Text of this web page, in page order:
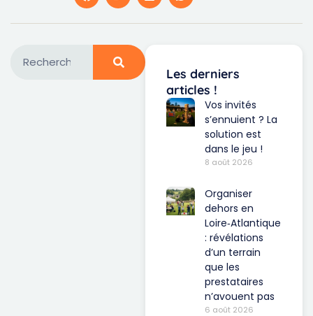
Les derniers
articles !
Vos invités
s’ennuient ? La
solution est
dans le jeu !
8 août 2026
Organiser
dehors en
Loire‑Atlantique
: révélations
d’un terrain
que les
prestataires
n’avouent pas
6 août 2026